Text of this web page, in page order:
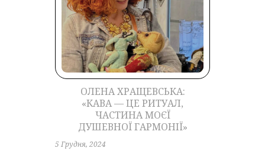
ОЛЕНА ХРАЩЕВСЬКА:
«КАВА — ЦЕ РИТУАЛ,
ЧАСТИНА МОЄЇ
ДУШЕВНОЇ ГАРМОНІЇ»
5 Грудня, 2024